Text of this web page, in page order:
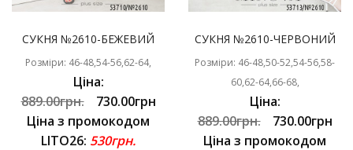
СУКНЯ №2610-БЕЖЕВИЙ
Розміри: 46-48,54-56,62-64,
Ціна:
889.00грн.
730.00грн
Ціна з промокодом
LITO26: 530грн.
СУКНЯ №2610-ЧЕРВОНИЙ
Розміри: 46-48,50-52,54-56,58-
60,62-64,66-68,
Ціна:
889.00грн.
730.00грн
Ціна з промокодом